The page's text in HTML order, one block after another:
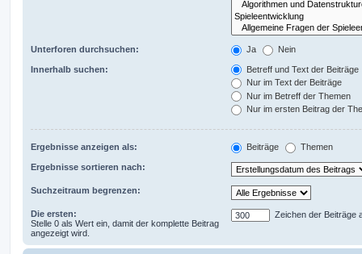
Unterforen durchsuchen: Ja Nein
Innerhalb suchen:
Betreff und Text der Beiträge
Nur im Text der Beiträge
Nur im Betreff der Themen
Nur im ersten Beitrag der
Ergebnisse anzeigen als: Beiträge Themen
Ergebnisse sortieren nach:
Suchzeitraum begrenzen:
Die ersten:
Stelle 0 als Wert ein, damit der komplette Beitrag
angezeigt wird.
Zeichen der Beiträge